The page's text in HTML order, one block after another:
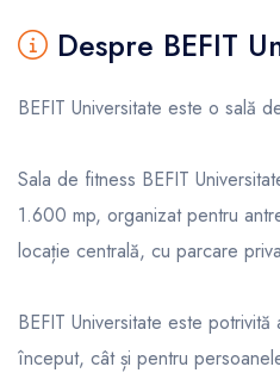
Despre BEFIT
BEFIT Universitate este o sală
Sala de fitness BEFIT
1.600 mp, organizat pentru
locație centrală, cu parcare
BEFIT Universitate este
început, cât și pentru